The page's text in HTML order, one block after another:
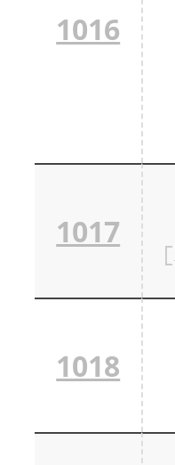
1016
1017
1018